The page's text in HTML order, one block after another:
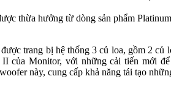
thừa hưởng từ dòng sản phẩm
trang bị hệ thống 3 củ loa, gồm 2
của Monitor, với những cải tiến mới
này, cung cấp khả năng tái tạo